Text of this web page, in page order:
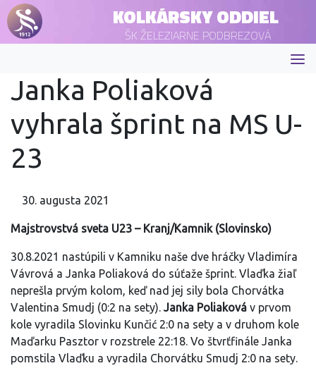
KOLKÁRSKY ODDIEL
ŠK ŽELEZIARNE PODBREZOVÁ
Janka Poliaková
vyhrala šprint na MS U-
23
30. augusta 2021
Majstrovstvá sveta U23 – Kranj/Kamnik (Slovinsko)
30.8.2021 nastúpili v Kamniku naše dve hráčky Vladimíra
Vávrová a Janka Poliaková do súťaže šprint. Vlaďka žiaľ
neprešla prvým kolom, keď nad jej sily bola Chorvátka
Valentina Smudj (0:2 na sety). Janka Poliaková v prvom
kole vyradila Slovinku Kunčić 2:0 na sety a v druhom kole
Maďarku Pasztor v rozstrele 22:18. Vo štvrťfinále Janka
pomstila Vlaďku a vyradila Chorvátku Smudj 2:0 na sety.